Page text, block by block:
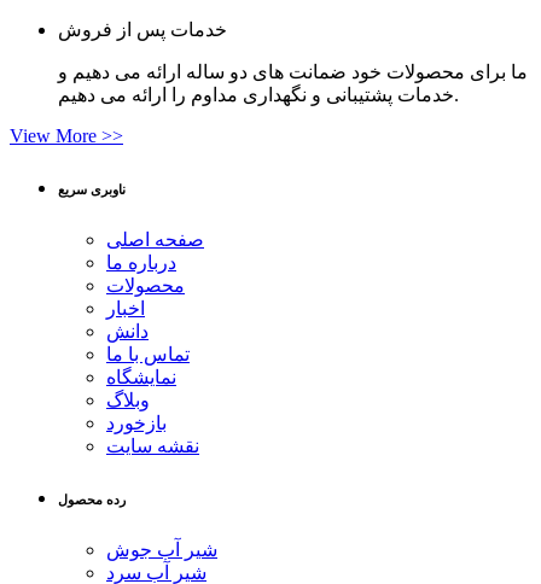
خدمات پس از فروش
ما برای محصولات خود ضمانت های دو ساله ارائه می دهیم و
خدمات پشتیبانی و نگهداری مداوم را ارائه می دهیم.
View More >>
ناوبری سریع
صفحه اصلی
درباره ما
محصولات
اخبار
دانش
تماس با ما
نمایشگاه
وبلاگ
بازخورد
نقشه سایت
رده محصول
شیر آب جوش
شیر آب سرد